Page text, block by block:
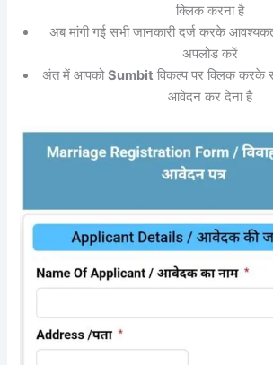
क्लिक करना है
अब मांगी गई सभी जानकारी दर्ज करके
अपलोड करें
अंत में आपकोSumbit विकल्प पर क्लिक करके
आवेदन कर देना है